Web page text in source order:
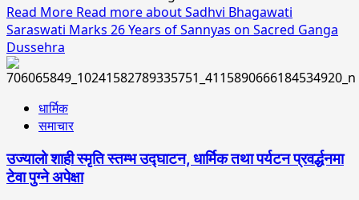
Read More Read more about Sadhvi Bhagawati
Saraswati Marks 26 Years of Sannyas on Sacred Ganga
Dussehra
धार्मिक
समाचार
उज्यालो शाही स्मृति स्तम्भ उद्घाटन, धार्मिक तथा पर्यटन प्रवर्द्धनमा
टेवा पुग्ने अपेक्षा